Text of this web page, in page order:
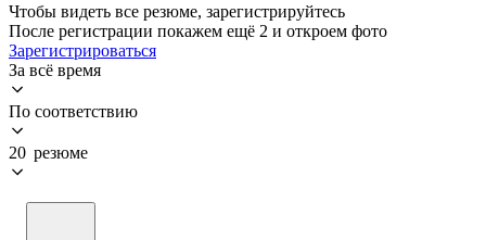
Чтобы видеть все резюме, зарегистрируйтесь
После регистрации покажем ещё 2 и откроем фото
Зарегистрироваться
За всё время
По соответствию
20 резюме